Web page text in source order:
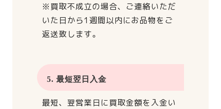
※買取不成立の場合、 ご連絡いただ
いた日から1週間以内にお品物をご
返送致します。
5. 最短翌日入金
最短、翌営業日に買取金額を入金い